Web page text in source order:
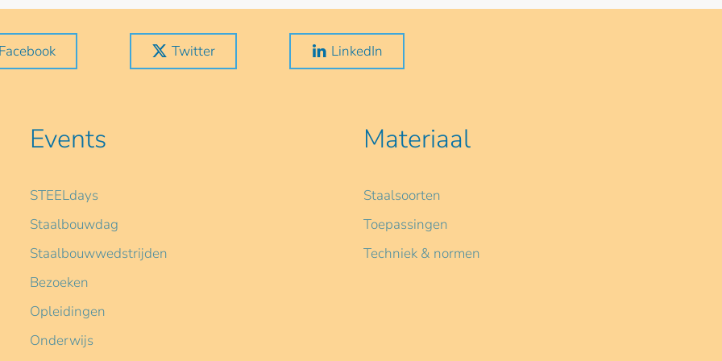
Twitter LinkedIn
Events
STEELdays
Staalbouwdag
Staalbouwwedstrijden
Bezoeken
Opleidingen
Onderwijs
Materiaal
Staalsoorten
Toepassingen
Techniek & normen